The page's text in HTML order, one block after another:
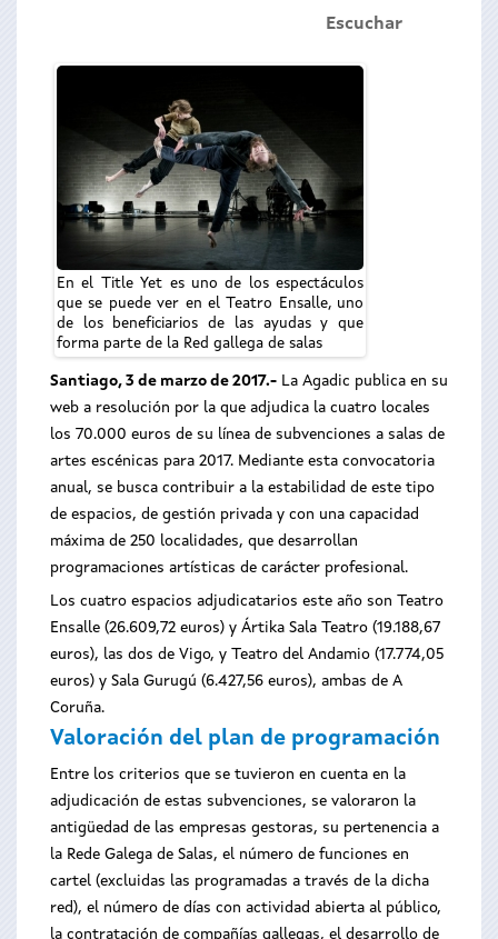
Escuchar
En el Title Yet es uno de los espectáculos
que se puede ver en el Teatro Ensalle, uno
de los beneficiarios de las ayudas y que
forma parte de la Red gallega de salas
Santiago, 3 de marzo de 2017.- La Agadic publica en su
web a resolución por la que adjudica la cuatro locales
los 70.000 euros de su línea de subvenciones a salas de
artes escénicas para 2017. Mediante esta convocatoria
anual, se busca contribuir a la estabilidad de este tipo
de espacios, de gestión privada y con una capacidad
máxima de 250 localidades, que desarrollan
programaciones artísticas de carácter profesional.
Los cuatro espacios adjudicatarios este año son Teatro
Ensalle (26.609,72 euros) y Ártika Sala Teatro (19.188,67
euros), las dos de Vigo, y Teatro del Andamio (17.774,05
euros) y Sala Gurugú (6.427,56 euros), ambas de A
Coruña.
Valoración del plan de programación
Entre los criterios que se tuvieron en cuenta en la
adjudicación de estas subvenciones, se valoraron la
antigüedad de las empresas gestoras, su pertenencia a
la Rede Galega de Salas, el número de funciones en
cartel (excluidas las programadas a través de la dicha
red), el número de días con actividad abierta al público,
la contratación de compañías gallegas, el desarrollo de